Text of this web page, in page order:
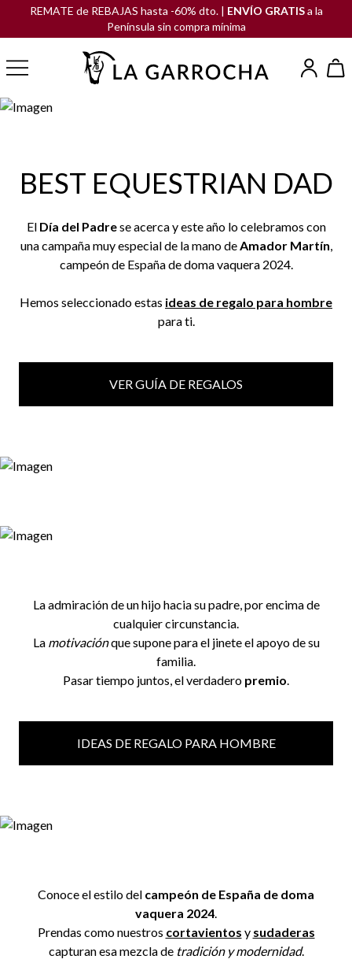
REMATE de REBAJAS hasta -60% dto. | ENVÍO GRATISa la
Península sin compra mínima
BEST EQUESTRIAN DAD
El Día del Padrese acerca y este año lo celebramos con
una campaña muy especial de la mano deAmador Martín,
campeón de España de doma vaquera 2024.
Hemos seleccionado estas ideas de regalo para hombre
para ti.
VER GUÍA DE REGALOS
La admiración de un hijo hacia su padre, por encima de
cualquier circunstancia.
La motivaciónque supone para el jinete el apoyo de su
familia.
Pasar tiempo juntos, el verdadero premio.
IDEAS DE REGALO PARA HOMBRE
Conoce el estilo del campeón de España de doma
vaquera 2024.
Prendas como nuestros cortavientos y sudaderas
capturan esa mezcla de tradición y modernidad.